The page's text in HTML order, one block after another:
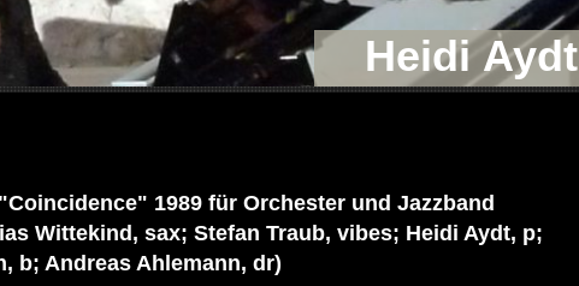
Heidi Aydt
1989 für Orchester und Jazzband
Wittekind, sax; Stefan Traub, vibes; Heidi Aydt, p;
b; Andreas Ahlemann, dr)